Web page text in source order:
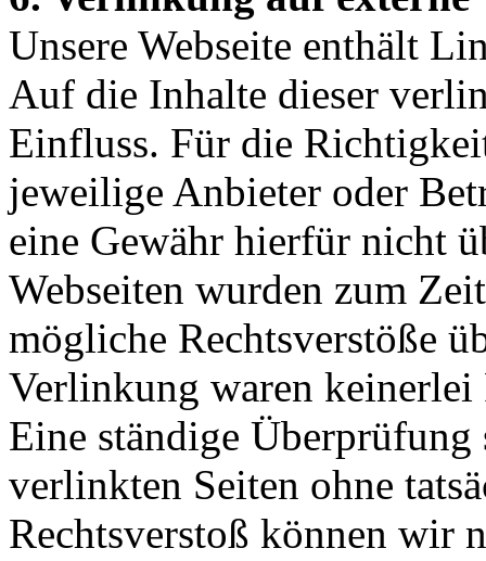
Unsere Webseite enthält
Auf die Inhalte dieser
Einfluss. Für die
jeweilige Anbieter oder
eine Gewähr hierfür nicht
Webseiten wurden zum
mögliche Rechtsverstöße
Verlinkung waren keinerlei
Eine ständige
verlinkten Seiten ohne
Rechtsverstoß können wir